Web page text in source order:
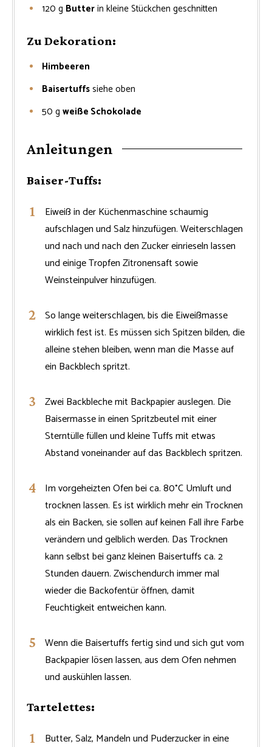
120 g Butterin kleine Stückchen geschnitten
Zu Dekoration:
Himbeeren
Baisertuffssiehe oben
50 g weiße Schokolade
Anleitungen
Baiser-Tuffs:
Eiweiß in der Küchenmaschine schaumig
aufschlagen und Salz hinzufügen. Weiterschlagen
und nach und nach den Zucker einrieseln lassen
und einige Tropfen Zitronensaft sowie
Weinsteinpulver hinzufügen.
So lange weiterschlagen, bis die Eiweißmasse
wirklich fest ist. Es müssen sich Spitzen bilden, die
alleine stehen bleiben, wenn man die Masse auf
ein Backblech spritzt.
Zwei Backbleche mit Backpapier auslegen. Die
Baisermasse in einen Spritzbeutel mit einer
Sterntülle füllen und kleine Tuffs mit etwas
Abstand voneinander auf das Backblech spritzen.
Im vorgeheizten Ofen bei ca. 80°C Umluft und
trocknen lassen. Es ist wirklich mehr ein Trocknen
als ein Backen, sie sollen auf keinen Fall ihre Farbe
verändern und gelblich werden. Das Trocknen
kann selbst bei ganz kleinen Baisertuffs ca. 2
Stunden dauern. Zwischendurch immer mal
wieder die Backofentür öffnen, damit
Feuchtigkeit entweichen kann.
Wenn die Baisertuffs fertig sind und sich gut vom
Backpapier lösen lassen, aus dem Ofen nehmen
und auskühlen lassen.
Tartelettes:
Butter, Salz, Mandeln und Puderzucker in eine